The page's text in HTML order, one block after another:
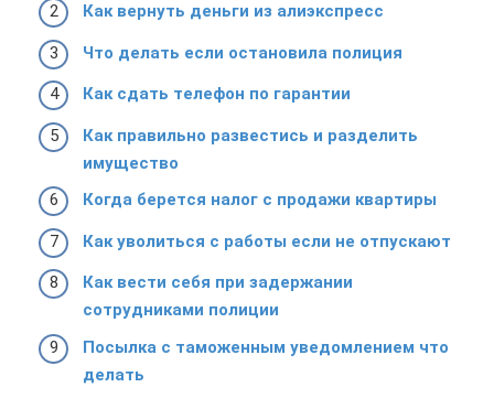
Как вернуть деньги из алиэкспресс
Что делать если остановила полиция
Как сдать телефон по гарантии
Как правильно развестись и разделить
имущество
Когда берется налог с продажи квартиры
Как уволиться с работы если не отпускают
Как вести себя при задержании
сотрудниками полиции
Посылка с таможенным уведомлением что
делать